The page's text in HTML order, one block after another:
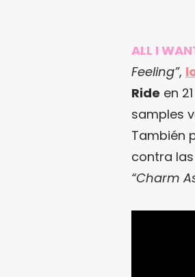
ALL I
Feeling”,
Ride en
samples
También
contra
“Charm